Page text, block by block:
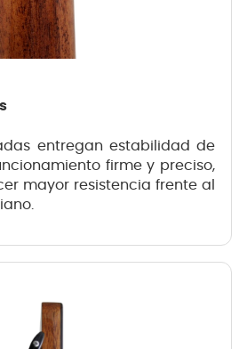
entregan estabilidad de
firme y preciso,
mayor resistencia frente al